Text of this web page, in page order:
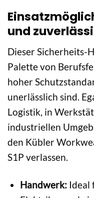
und
Dieser Sicherheits-
Palette von
hoher
unerlässlich sind.
Logistik, in
industriellen
den Kübler
S1P verlassen.
Handwerk:Ideal